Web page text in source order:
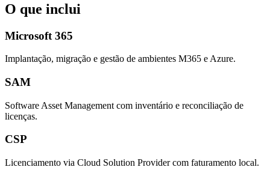
O que inclui
Microsoft 365
Implantação, migração e gestão de ambientes M365 e Azure.
SAM
Software Asset Management com inventário e reconciliação de
licenças.
CSP
Licenciamento via Cloud Solution Provider com faturamento local.